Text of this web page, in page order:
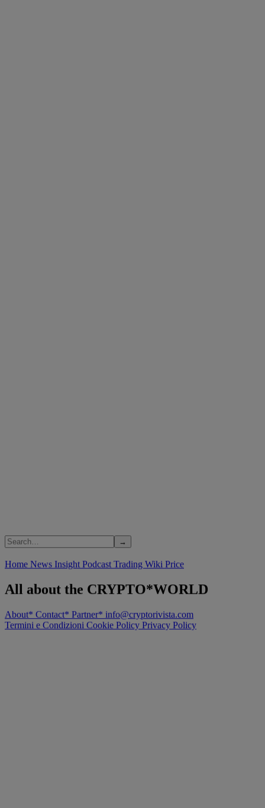
Home News Insight Podcast Trading Wiki Price
All about the CRYPTO*WORLD
About* Contact* Partner* info@cryptorivista.com
Termini e Condizioni Cookie Policy Privacy Policy